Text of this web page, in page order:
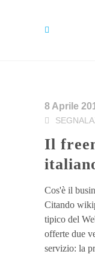
8 Aprile
Il freemium è anche
Cos'è il
Citando
tipico del
offerte due
servizio: la